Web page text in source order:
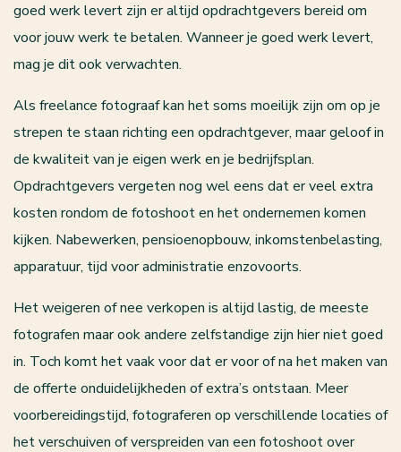
goed werk levert zijn er altijd opdrachtgevers bereid om
voor jouw werk te betalen. Wanneer je goed werk levert,
mag je dit ook verwachten.
Als freelance fotograaf kan het soms moeilijk zijn om op je
strepen te staan richting een opdrachtgever, maar geloof in
de kwaliteit van je eigen werk en je bedrijfsplan.
Opdrachtgevers vergeten nog wel eens dat er veel extra
kosten rondom de fotoshoot en het ondernemen komen
kijken. Nabewerken, pensioenopbouw, inkomstenbelasting,
apparatuur, tijd voor administratie enzovoorts.
Het weigeren of nee verkopen is altijd lastig, de meeste
fotografen maar ook andere zelfstandige zijn hier niet goed
in. Toch komt het vaak voor dat er voor of na het maken van
de offerte onduidelijkheden of extra’s ontstaan. Meer
voorbereidingstijd, fotograferen op verschillende locaties of
het verschuiven of verspreiden van een fotoshoot over